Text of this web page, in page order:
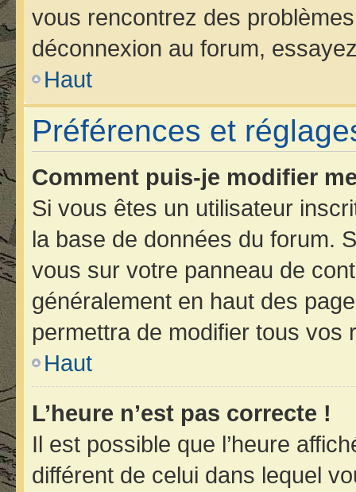
vous rencontrez des
déconnexion au forum,
Haut
Préférences et
Comment puis-je modifier
Si vous êtes un utilisateur
la base de données du forum.
vous sur votre panneau de
généralement en haut des
permettra de modifier tous
Haut
L’heure n’est pas correcte !
Il est possible que l’heure
différent de celui dans lequel